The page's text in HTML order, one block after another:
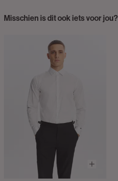
Misschien is dit ook iets voor jou?